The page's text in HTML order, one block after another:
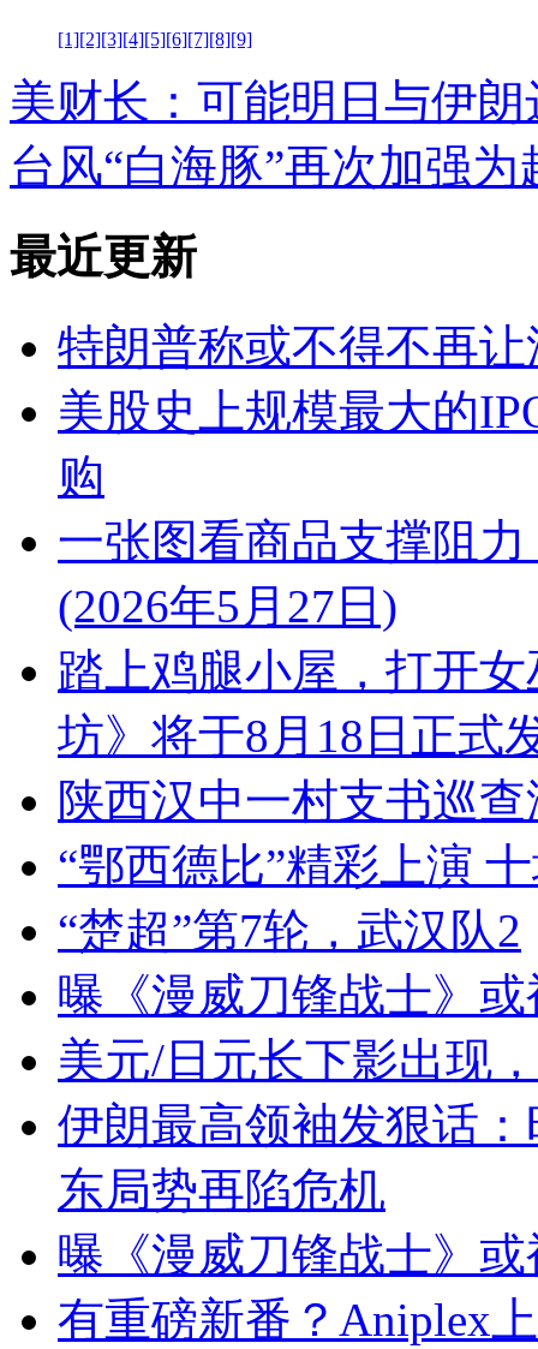
[1][2][3][4][5][6][7][8][9]
美财长：可能明日与伊
台风“白海豚”再次加强为
最近更新
特朗普称或不得不再
美股史上规模最大的
购
一张图看商品支撑阻
(2026年5月27日)
踏上鸡腿小屋，打开
坊》将于8月18日正式
陕西汉中一村支书巡
“鄂西德比”精彩上演
“楚超”第7轮，武汉队2
曝《漫威刀锋战士》
美元/日元长下影出现
伊朗最高领袖发狠话
东局势再陷危机
曝《漫威刀锋战士》
有重磅新番？Aniplex